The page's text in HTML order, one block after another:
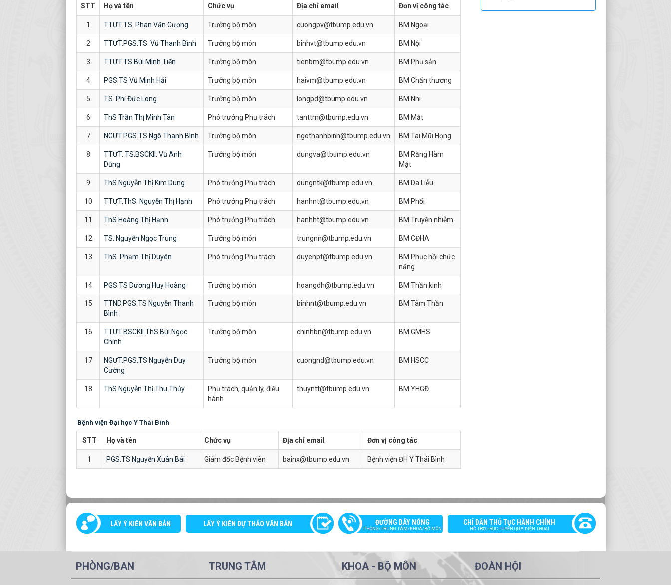
STT Họ và tên Chức vụ Địa chỉ email Đơn vị công tác
1 TTƯT.TS. Phan Văn Cương Trưởng bộ môn cuongpv@tbump.edu.vn BM Ngoại
2 TTƯT.PGS.TS. Vũ Thanh Bình Trưởng bộ môn binhvt@tbump.edu.vn BM Nội
3 TTƯT.TS Bùi Minh Tiến Trưởng bộ môn tienbm@tbump.edu.vn BM Phụ sản
4 PGS.TS Vũ Minh Hải Trưởng bộ môn haivm@tbump.edu.vn BM Chấn thương
5 TS. Phí Đức Long Trưởng bộ môn longpd@tbump.edu.vn BM Nhi
6 ThS Trần Thị Minh Tân Phó trưởng Phụ trách tanttm@tbump.edu.vn BM Mắt
7 NGƯT.PGS.TS Ngô Thanh Bình Trưởng bộ môn ngothanhbinh@tbump.edu.vn BM Tai Mũi Họng
8
TTƯT. TS.BSCKII. Vũ Anh
Dũng
Trưởng bộ môn dungva@tbump.edu.vn
BM Răng Hàm
Mặt
9 ThS Nguyễn Thị Kim Dung Phó trưởng Phụ trách dungntk@tbump.edu.vn BM Da Liễu
10 TTƯT.ThS. Nguyễn Thị Hạnh Phó trưởng Phụ trách hanhnt@tbump.edu.vn BM Phổi
11 ThS Hoàng Thị Hạnh Phó trưởng Phụ trách hanhht@tbump.edu.vn BM Truyền nhiễm
12 TS. Nguyễn Ngọc Trung Trưởng bộ môn trungnn@tbump.edu.vn BM CĐHA
13 ThS. Phạm Thị Duyên Phó trưởng Phụ trách duyenpt@tbump.edu.vn
BM Phục hồi chức
năng
14 PGS.TS Dương Huy Hoàng Trưởng bộ môn hoangdh@tbump.edu.vn BM Thần kinh
15
TTND.PGS.TS Nguyễn Thanh
Bình
Trưởng bộ môn binhnt@tbump.edu.vn BM Tâm Thần
16
TTƯT.BSCKII.ThS Bùi Ngọc
Chính
Trưởng bộ môn chinhbn@tbump.edu.vn BM GMHS
17
NGƯT.PGS.TS Nguyễn Duy
Cường
Trưởng bộ môn cuongnd@tbump.edu.vn BM HSCC
18 ThS Nguyễn Thị Thu Thủy
Phụ trách, quản lý, điều
hành
thuyntt@tbump.edu.vn BM YHGĐ
Bệnh viện Đại học Y Thái Bình
STT Họ và tên Chức vụ Địa chỉ email Đơn vị công tác
1 PGS.TS Nguyễn Xuân Bái Giám đốc Bệnh viên bainx@tbump.edu.vn Bệnh viện ĐH Y Thái Bình
LẤY Ý KIẾN VĂN BẢN LẤY Ý KIẾN DỰ THẢO VĂN BẢN ĐƯỜNG DÂY NÓNG
PHÒNG/TRUNG TÂM/KHOA/BỘ MÔN
CHỈ DẪN THỦ TỤC HÀNH CHÍNH
HỖ TRỢ TRỰC TUYẾN QUA ĐIỆN THOẠI
PHÒNG/BAN TRUNG TÂM KHOA - BỘ MÔN ĐOÀN HỘI